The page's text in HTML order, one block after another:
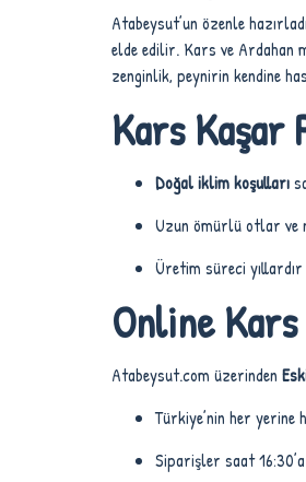
Atabeysut’un özenle
elde edilir. Kars ve Ardahan
zenginlik, peynirin kendine
Kars Kaşar
Doğal iklim koşulları
Uzun ömürlü otlar ve
Üretim süreci yıllardır
Online
Atabeysut.com üzerinden
Türkiye’nin her yerine
Siparişler saat